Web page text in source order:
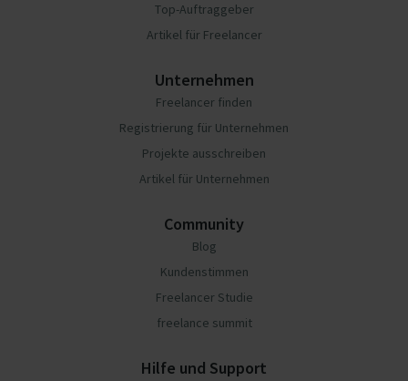
Top-Auftraggeber
Artikel für Freelancer
Unternehmen
Freelancer finden
Registrierung für Unternehmen
Projekte ausschreiben
Artikel für Unternehmen
Community
Blog
Kundenstimmen
Freelancer Studie
freelance summit
Hilfe und Support